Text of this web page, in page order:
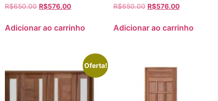
R$650.00 R$576.00
Adicionar ao carrinho
R$650.00 R$576.00
Adicionar ao carrinho
Oferta!